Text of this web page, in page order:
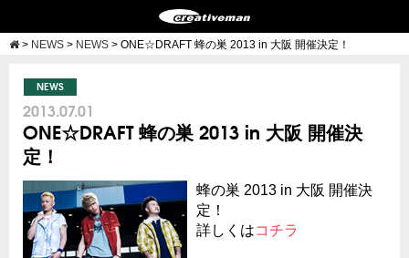
> NEWS > NEWS > ONE☆DRAFT 蜂の巣 2013 in 大阪 開催決定！
NEWS
2013.07.01
ONE☆DRAFT 蜂の巣 2013 in 大阪 開催決
定！
蜂の巣 2013 in 大阪 開催決
定！
詳しくはコチラ